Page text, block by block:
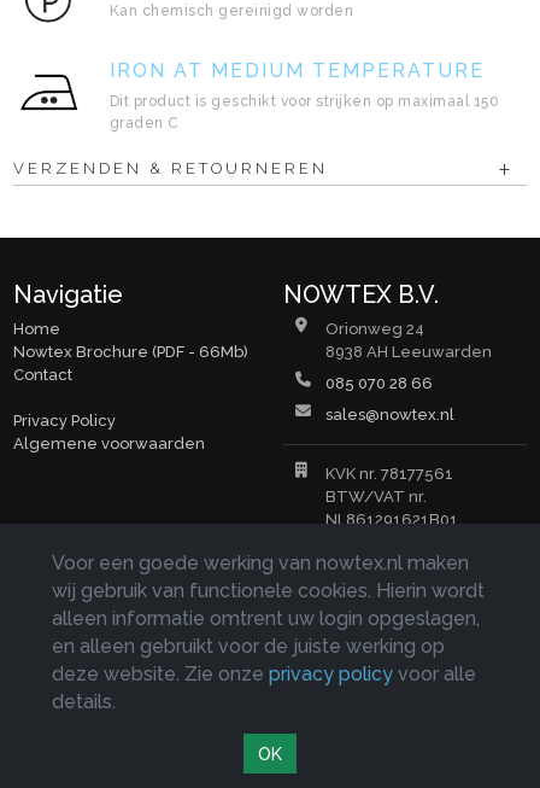
Kan chemisch gereinigd worden
IRON AT MEDIUM TEMPERATURE
Dit product is geschikt voor strijken op maximaal 150
graden C
VERZENDEN & RETOURNEREN
Navigatie
Home
Nowtex Brochure (PDF - 66Mb)
Contact
Privacy Policy
Algemene voorwaarden
NOWTEX B.V.
Orionweg 24
8938 AH Leeuwarden
085 070 28 66
sales@nowtex.nl
KVK nr. 78177561
BTW/VAT nr.
NL861291621B01
Copyrights © 2026
Teksten, afbeeldingen en documenten op deze website zijn
eigendom van NOWTEX B.V. en auteursrechtelijk beschermd.
Verveelvuldiging hiervan is zonder toestemming van NOWTEX
B.V. niet toegestaan.
Website laten maken
Voor een goede werking van nowtex.nl maken
wij gebruik van functionele cookies. Hierin wordt
alleen informatie omtrent uw login opgeslagen,
en alleen gebruikt voor de juiste werking op
deze website. Zie onzeprivacy policy voor alle
details.
OK